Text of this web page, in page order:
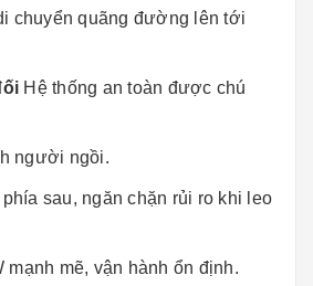
chuyển quãng đường lên tới
Hệ thống an toàn được chú
người ngồi.
sau, ngăn chặn rủi ro khi leo
mẽ, vận hành ổn định.